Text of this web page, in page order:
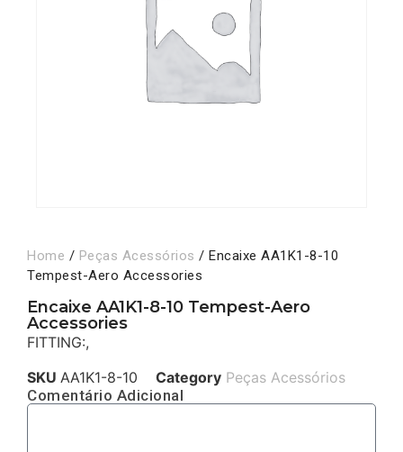
Home / Peças Acessórios / Encaixe AA1K1-8-10
Tempest-Aero Accessories
Encaixe AA1K1-8-10 Tempest-Aero
Accessories
FITTING:,
SKU AA1K1-8-10 Category Peças Acessórios
Comentário Adicional